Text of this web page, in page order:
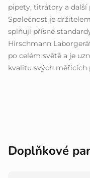
pipety, titrátory a další
Společnost je
splňují přísné
Hirschmann
po celém světě a je
kvalitu svých měřicích
Doplňkové